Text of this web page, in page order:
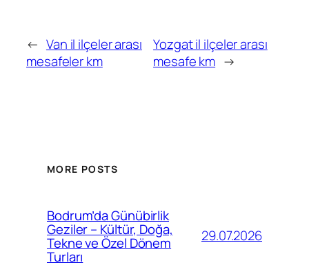
← Van il ilçeler arası
mesafeler km
Yozgat il ilçeler arası
mesafe km →
MORE POSTS
Bodrum’da Günübirlik
Geziler – Kültür, Doğa,
Tekne ve Özel Dönem
Turları
29.07.2026